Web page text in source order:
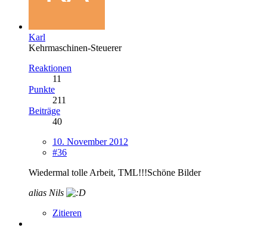
Karl
Kehrmaschinen-Steuerer
Reaktionen
11
Punkte
211
Beiträge
40
10. November 2012
#36
Wiedermal tolle Arbeit, TML!!!Schöne Bilder
alias Nils
Zitieren